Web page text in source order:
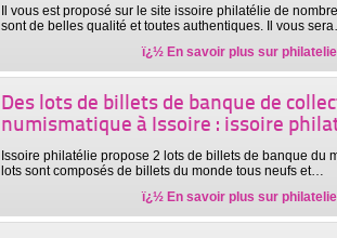
Il vous est proposé sur le site issoire philatélie de
sont de belles qualité et toutes authentiques. Il vous
ï¿½ En savoir plus sur
Des lots de billets de banque de
numismatique à Issoire : issoire
Issoire philatélie propose 2 lots de billets de banque du
lots sont composés de billets du monde tous neufs et…
ï¿½ En savoir plus sur